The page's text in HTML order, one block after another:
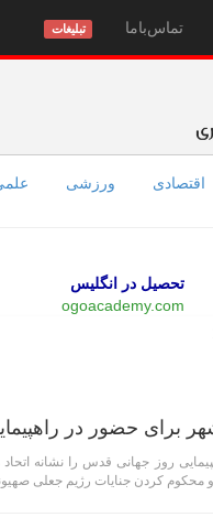
تماس‌با‌ما تبلیغات
اقتصادی ورزشی
تحصیل در انگلیس
ogoacademy.com
برای حضور در
روز جهانی قدس را نشانه
کردن جنایات رژیم جعلی